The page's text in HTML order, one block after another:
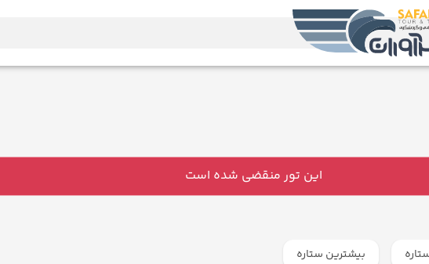
این تور منقضی شده است
بیشترین ستاره